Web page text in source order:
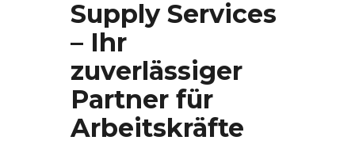
Supply Services
– Ihr
zuverlässiger
Partner für
Arbeitskräfte